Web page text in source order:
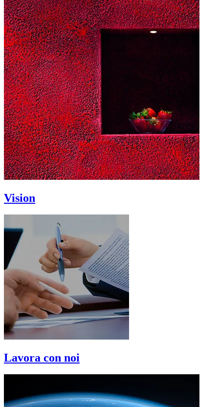
Vision
Lavora con noi